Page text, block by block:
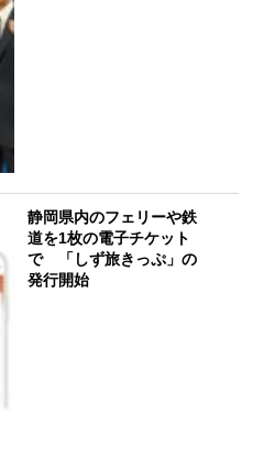
静岡県内のフェリーや鉄
道を1枚の電子チケット
で 「しず旅きっぷ」の
発行開始